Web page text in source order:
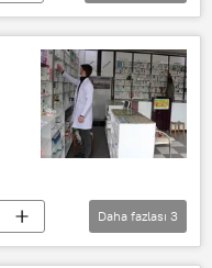
Daha fazlası 3